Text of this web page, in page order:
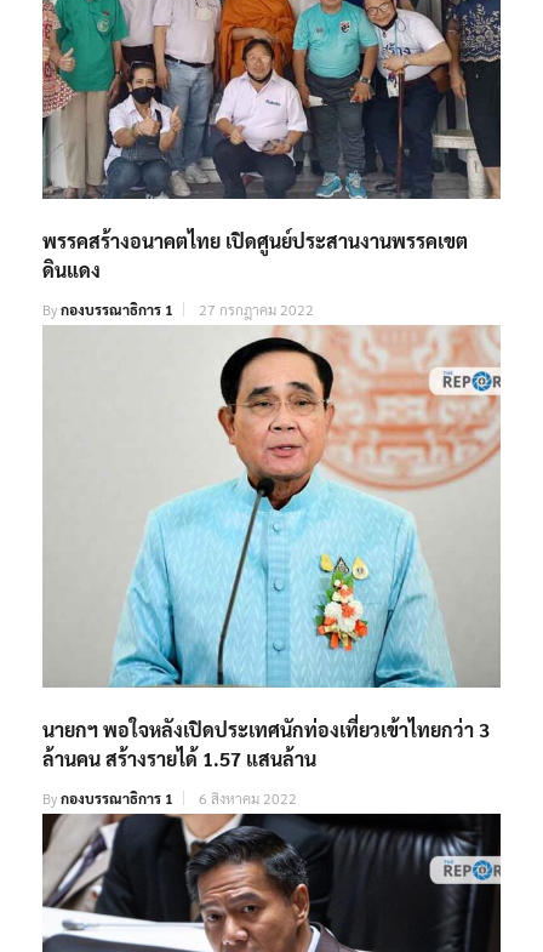
ดินแดง
27 กรกฎาคม 2022
ล้านคน สร้างรายได้ 1.57 แสนล้าน
By กองบรรณาธิการ 1 6 สิงหาคม 2022